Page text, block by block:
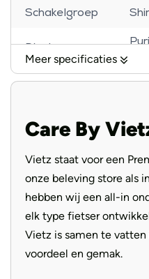
De motor
De Riese & Müller
Bosch Performance Line
het slimme motorbeheer
Enviolo systeem schakelt
zonder dat je hoeft te
stadsverkeer én
terrein.
De aandrijving
Schakelgroep
Display
Koplamp
Banden
Binnenband
Voorvork
Meer specificaties
Care By
Vietz staat voor een
onze beleving store als
hebben wij een all-in
elk type fietser
Vietz is samen te
voordeel en gemak.